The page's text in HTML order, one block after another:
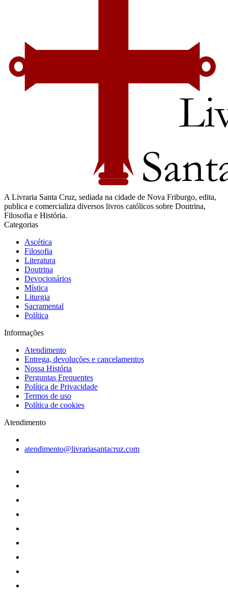
A Livraria Santa Cruz, sediada na cidade de Nova Friburgo, edita,
publica e comercializa diversos livros católicos sobre Doutrina,
Filosofia e História.
Categorias
Ascética
Filosofia
Literatura
Doutrina
Devocionários
Mística
Liturgia
Sacramental
Política
Informações
Atendimento
Entrega, devoluções e cancelamentos
Nossa História
Perguntas Frequentes
Política de Privacidade
Termos de uso
Política de cookies
Atendimento
atendimento@livrariasantacruz.com